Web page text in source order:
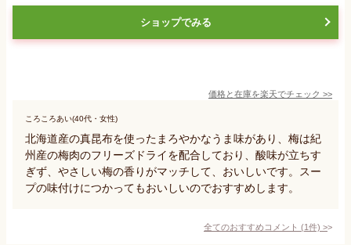
ショップでみる
価格と在庫を楽天でチェック >>
ころころあい(40代・女性)
北海道産の真昆布を使ったまろやかなうま味があり、梅は紀
州産の梅肉のフリーズドライを配合しており、酸味が立ちす
ぎず、やさしい梅の香りがマッチして、おいしいです。スー
プの味付けにつかってもおいしいのでおすすめします。
全てのおすすめコメント (1件) >